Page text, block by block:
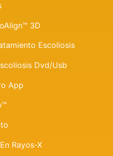
3D
Escoliosis
Dvd/usb
App
Rayos-X